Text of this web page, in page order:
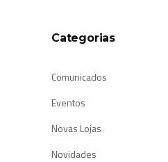
Categorias
Comunicados
Eventos
Novas Lojas
Novidades